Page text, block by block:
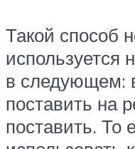
Такой способ
используется
в следующем:
поставить на
поставить. То